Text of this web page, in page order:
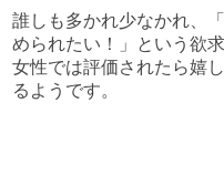
誰しも多かれ少なかれ、
められたい！」という欲
女性では評価されたら嬉
るようです。